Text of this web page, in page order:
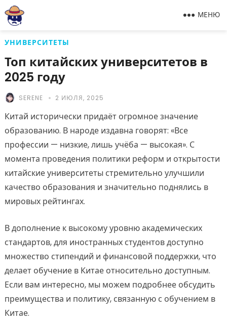
МЕНЮ
УНИВЕРСИТЕТЫ
Топ китайских университетов в
2025 году
SERENE 2 ИЮЛЯ, 2025
Китай исторически придаёт огромное значение
образованию. В народе издавна говорят: «Все
профессии — низкие, лишь учёба — высокая». С
момента проведения политики реформ и открытости
китайские университеты стремительно улучшили
качество образования и значительно поднялись в
мировых рейтингах.
В дополнение к высокому уровню академических
стандартов, для иностранных студентов доступно
множество стипендий и финансовой поддержки, что
делает обучение в Китае относительно доступным.
Если вам интересно, мы можем подробнее обсудить
преимущества и политику, связанную с обучением в
Китае.